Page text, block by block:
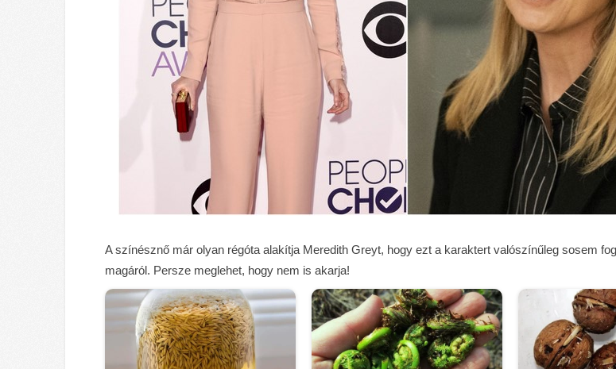
A színésznő már olyan régóta alakítja Meredith Greyt, hogy ezt a karaktert valószínűleg sosem
magáról. Persze meglehet, hogy nem is akarja!